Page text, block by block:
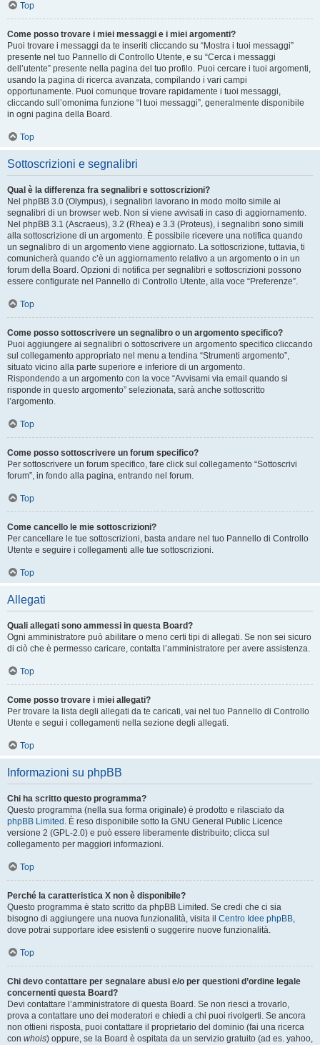
Top
Come posso trovare i miei messaggi e i miei argomenti?
Puoi trovare i messaggi da te inseriti cliccando su “Mostra i tuoi messaggi”
presente nel tuo Pannello di Controllo Utente, e su “Cerca i messaggi
dell’utente” presente nella pagina del tuo profilo. Puoi cercare i tuoi argomenti,
usando la pagina di ricerca avanzata, compilando i vari campi
opportunamente. Puoi comunque trovare rapidamente i tuoi messaggi,
cliccando sull’omonima funzione “I tuoi messaggi”, generalmente disponibile
in ogni pagina della Board.
Top
Sottoscrizioni e segnalibri
Qual è la differenza fra segnalibri e sottoscrizioni?
Nel phpBB 3.0 (Olympus), i segnalibri lavorano in modo molto simile ai
segnalibri di un browser web. Non si viene avvisati in caso di aggiornamento.
Nel phpBB 3.1 (Ascraeus), 3.2 (Rhea) e 3.3 (Proteus), i segnalibri sono simili
alla sottoscrizione di un argomento. È possibile ricevere una notifica quando
un segnalibro di un argomento viene aggiornato. La sottoscrizione, tuttavia, ti
comunicherà quando c’è un aggiornamento relativo a un argomento o in un
forum della Board. Opzioni di notifica per segnalibri e sottoscrizioni possono
essere configurate nel Pannello di Controllo Utente, alla voce “Preferenze”.
Top
Come posso sottoscrivere un segnalibro o un argomento specifico?
Puoi aggiungere ai segnalibri o sottoscrivere un argomento specifico cliccando
sul collegamento appropriato nel menu a tendina “Strumenti argomento”,
situato vicino alla parte superiore e inferiore di un argomento.
Rispondendo a un argomento con la voce “Avvisami via email quando si
risponde in questo argomento” selezionata, sarà anche sottoscritto
l’argomento.
Top
Come posso sottoscrivere un forum specifico?
Per sottoscrivere un forum specifico, fare click sul collegamento “Sottoscrivi
forum”, in fondo alla pagina, entrando nel forum.
Top
Come cancello le mie sottoscrizioni?
Per cancellare le tue sottoscrizioni, basta andare nel tuo Pannello di Controllo
Utente e seguire i collegamenti alle tue sottoscrizioni.
Top
Allegati
Quali allegati sono ammessi in questa Board?
Ogni amministratore può abilitare o meno certi tipi di allegati. Se non sei sicuro
di ciò che è permesso caricare, contatta l’amministratore per avere assistenza.
Top
Come posso trovare i miei allegati?
Per trovare la lista degli allegati da te caricati, vai nel tuo Pannello di Controllo
Utente e segui i collegamenti nella sezione degli allegati.
Top
Informazioni su phpBB
Chi ha scritto questo programma?
Questo programma (nella sua forma originale) è prodotto e rilasciato da
phpBB Limited . È reso disponibile sotto la GNU General Public Licence
versione 2 (GPL-2.0) e può essere liberamente distribuito; clicca sul
collegamento per maggiori informazioni.
Top
Perché la caratteristica X non è disponibile?
Questo programma è stato scritto da phpBB Limited. Se credi che ci sia
bisogno di aggiungere una nuova funzionalità, visita il Centro Idee phpBB,
dove potrai supportare idee esistenti o suggerire nuove funzionalità.
Top
Chi devo contattare per segnalare abusi e/o per questioni d’ordine legale
concernenti questa Board?
Devi contattare l’amministratore di questa Board. Se non riesci a trovarlo,
prova a contattare uno dei moderatori e chiedi a chi puoi rivolgerti. Se ancora
non ottieni risposta, puoi contattare il proprietario del dominio (fai una ricerca
con whois) oppure, se la Board è ospitata da un servizio gratuito (ad es. yahoo,